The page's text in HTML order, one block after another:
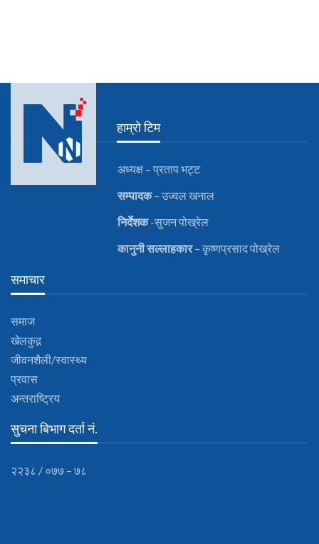
हाम्रो टिम
अध्यक्ष – प्रताप भट्ट
सम्पादक– उज्वल खनाल
निर्देशक-सुजन पोख्रेल
कानुनीसल्लाहकार– कृष्णप्रसाद पोख्रेल
समाचार
समाज
खेलकुद़़
जीवनशैली/स्वास्थ्य
प्रवास
अन्तराष्ट्रिय
सुचना बिभाग दर्ता नं.
२२३८ / ०७७ – ७८